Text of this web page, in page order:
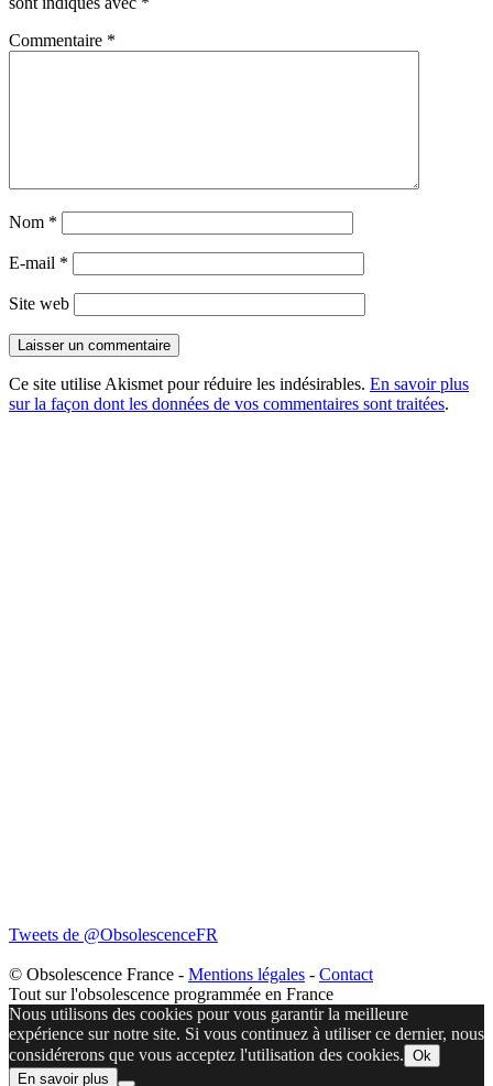
Commentaire *
Nom *
E-mail *
Site web
Ce site utilise Akismet pour réduire les indésirables. En savoir plus
sur la façon dont les données de vos commentaires sont traitées.
Tweets de @ObsolescenceFR
© Obsolescence France - Mentions légales - Contact
Tout sur l'obsolescence programmée en France
Nous utilisons des cookies pour vous garantir la meilleure
expérience sur notre site. Si vous continuez à utiliser ce dernier, nous
considérerons que vous acceptez l'utilisation des cookies. Ok
En savoir plus